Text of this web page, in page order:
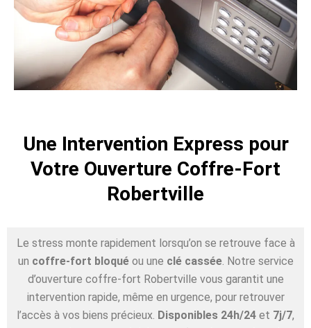
Une Intervention Express pour
Votre Ouverture Coffre-Fort
Robertville
Le stress monte rapidement lorsqu’on se retrouve face à
un coffre-fort bloquéou une clé cassée. Notre service
d’ouverture coffre-fort Robertville vous garantit une
intervention rapide, même en urgence, pour retrouver
l’accès à vos biens précieux. Disponibles 24h/24 et 7j/7,